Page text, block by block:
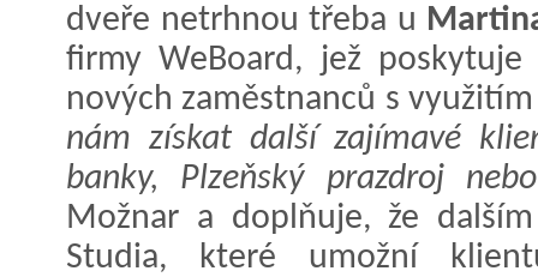
dveře netrhnou třeba u
firmy WeBoard, jež
nových zaměstnanců s
nám získat další zajímavé
banky, Plzeňský prazdroj
Možnar a doplňuje, že
Studia, které umožní